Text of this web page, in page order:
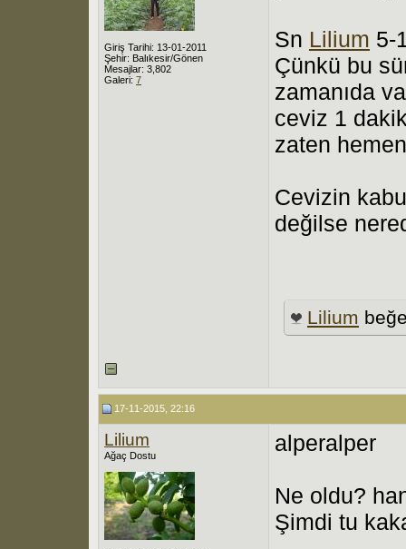
Giriş Tarihi: 13-01-2011
Şehir: Balıkesir/Gönen
Mesajlar: 3,802
Galeri: 7
Sn Lilium 5-
Çünkü bu
zamanıda
ceviz 1
zaten
Cevizin
değilse
Lilium
17-11-2015, 22:16
Lilium
Ağaç Dostu alperalper
Ne oldu?
Şimdi tu